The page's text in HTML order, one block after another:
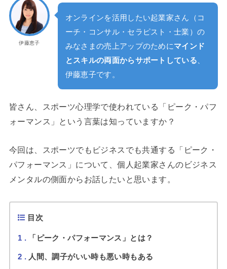
伊藤恵子
オンラインを活用したい起業家さん（コ
ーチ・コンサル・セラピスト・士業）の
みなさまの売上アップのためにマインド
とスキルの両面からサポートしている
伊藤恵子です。
皆さん、スポーツ心理学で使われている「ピーク・パフ
ォーマンス」という言葉は知っていますか？
今回は、スポーツでもビジネスでも共通する「ピーク・
パフォーマンス」について、個人起業家さんのビジネス
メンタルの側面からお話したいと思います。
目次
1 「ピーク・パフォーマンス」とは？
2 人間、調子がいい時も悪い時もある